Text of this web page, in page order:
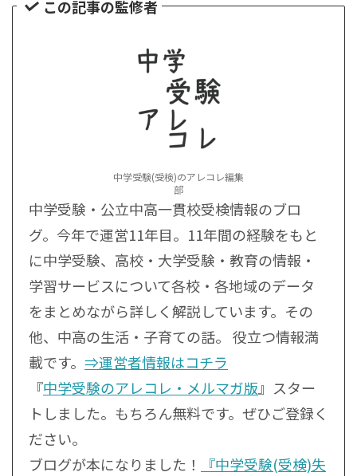
この記事の監修者
中学受験(受検)のアレコレ編集
部
中学受験・公立中高一貫校受検情報のブロ
グ。今年で運営11年目。11年間の経験をもと
に中学受験、高校・大学受験・教育の情報・
学習サービスについて各校・各地域のデータ
をまとめながら詳しく解説しています。その
他、中高の生活・子育ての話。 役立つ情報満
載です。 ⇒運営者情報はコチラ
『中学受験のアレコレ・メルマガ版』スター
トしました。もちろん無料です。ぜひご登録く
ださい。
ブログが本になりました！
『中学受験(受検)失